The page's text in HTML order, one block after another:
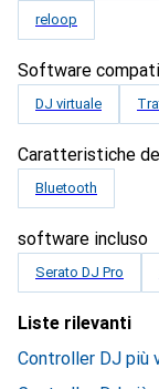
reloop
Software
DJ virtuale
Caratteristiche
Bluetooth
software incluso
Serato DJ Pro
Liste rilevanti
Controller DJ più